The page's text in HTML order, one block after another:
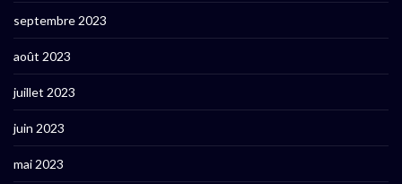
septembre 2023
août 2023
juillet 2023
juin 2023
mai 2023